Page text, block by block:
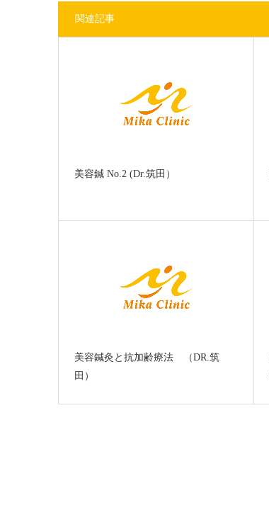
関連記事
美容鍼 No.2 (Dr.筑田）
美容鍼灸と抗加齢療法 （DR.筑
田）